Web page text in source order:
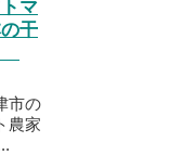
マ
干
市の
農家